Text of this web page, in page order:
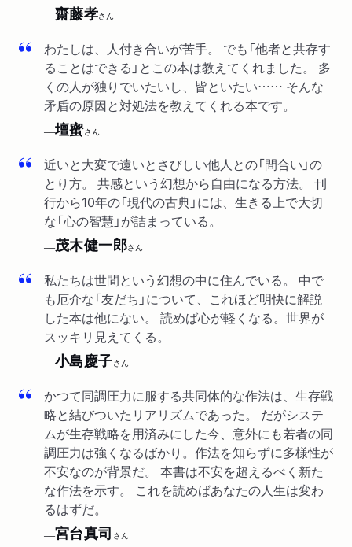
ラジオ2018/07/11
2018/07/05
毎日新聞経済プレミア「ベストセラーを歩く」で紹介されま
した。
河北新報で紹介されました。
ラジオ2018/06/23
J-WAVE「BOOK BAR」で杏さんに紹介されました。
2018/06/20
2018/06/17
河北新報「とうほく本の散歩道」で紹介されました。（評者：小
林直之さん）
「婦人公論」6/26号の「ベストセラー散歩」で紹介されました。
（鵜飼哲夫さん）
ラジオ2018/06/12
NBC長崎放送「午後ゴGO!」でメトロ書店本店・川崎綾子さんに
紹介されました。
2018/06/12
「andGIRL」7月号のカルチャーページで紹介されました。
──齋藤孝さん
わたしは、人付き合いが苦手。 でも「他者と共存す
ることはできる」とこの本は教えてくれました。 多
くの人が独りでいたいし、皆といたい…… そんな
矛盾の原因と対処法を教えてくれる本です。
──壇蜜さん
近いと大変で遠いとさびしい他人との「間合い」の
とり方。 共感という幻想から自由になる方法。 刊
行から10年の「現代の古典」には、生きる上で大切
な「心の智慧」が詰まっている。
──茂木健一郎さん
私たちは世間という幻想の中に住んでいる。 中で
も厄介な「友だち」について、これほど明快に解説
した本は他にない。 読めば心が軽くなる。世界が
スッキリ見えてくる。
──小島慶子さん
かつて同調圧力に服する共同体的な作法は、生存戦
略と結びついたリアリズムであった。 だがシステ
ムが生存戦略を用済みにした今、意外にも若者の同
調圧力は強くなるばかり。作法を知らずに多様性が
不安なのが背景だ。 本書は不安を超えるべく新た
な作法を示す。 これを読めばあなたの人生は変わ
るはずだ。
──宮台真司 さん